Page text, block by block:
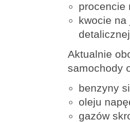
procencie
kwocie
Aktualnie
samochody
benzyny
oleju
gazów